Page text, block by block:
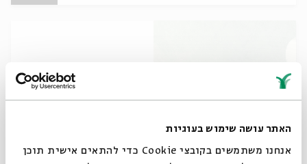
האתר עושה שימוש בעוגיות
אנחנו משתמשים בקובצי Cookie כדי להתאים אישית תוכן